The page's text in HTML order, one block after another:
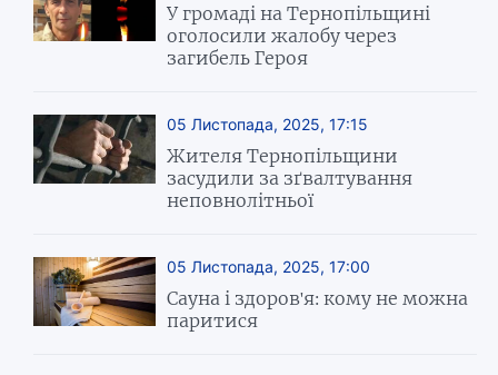
У громаді на Тернопільщині
оголосили жалобу через
загибель Героя
05 Листопада, 2025, 17:15
Жителя Тернопільщини
засудили за зґвалтування
неповнолітньої
05 Листопада, 2025, 17:00
Сауна і здоров'я: кому не можна
паритися